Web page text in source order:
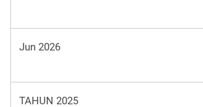
Jun 2026
TAHUN 2025